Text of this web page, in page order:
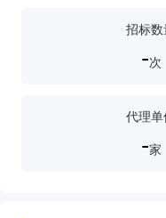
招标
-次
代理单
-家